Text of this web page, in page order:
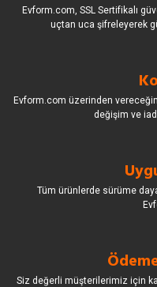
Evform.com, SSL Sertifikalı
uçtan uca şifreleyerek
Evform.com üzerinden
değişim ve
Tüm ürünlerde sürüme
Siz değerli müşterilerimiz için